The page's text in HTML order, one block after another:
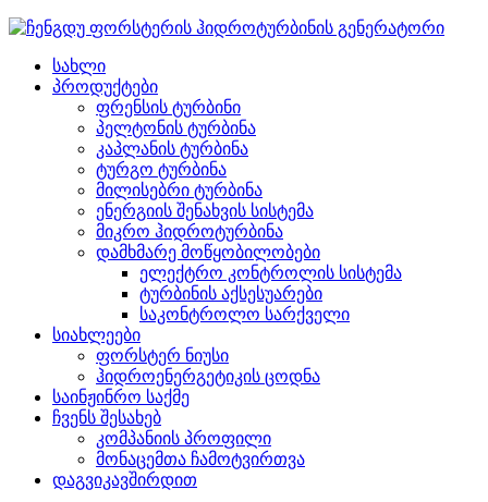
სახლი
პროდუქტები
ფრენსის ტურბინი
პელტონის ტურბინა
კაპლანის ტურბინა
ტურგო ტურბინა
მილისებრი ტურბინა
ენერგიის შენახვის სისტემა
მიკრო ჰიდროტურბინა
დამხმარე მოწყობილობები
ელექტრო კონტროლის სისტემა
ტურბინის აქსესუარები
საკონტროლო სარქველი
სიახლეები
ფორსტერ ნიუსი
ჰიდროენერგეტიკის ცოდნა
საინჟინრო საქმე
ჩვენს შესახებ
კომპანიის პროფილი
მონაცემთა ჩამოტვირთვა
დაგვიკავშირდით